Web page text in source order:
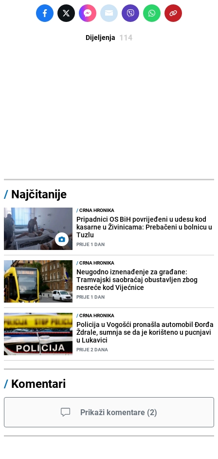
Dijeljenja 114
/ Najčitanije
/CRNA HRONIKA
Pripadnici OS BiH povrijeđeni u udesu kod
kasarne u Živinicama: Prebačeni u bolnicu u
Tuzlu
PRIJE 1 DAN
/CRNA HRONIKA
Neugodno iznenađenje za građane:
Tramvajski saobraćaj obustavljen zbog
nesreće kod Vijećnice
PRIJE 1 DAN
/CRNA HRONIKA
Policija u Vogošći pronašla automobil Đorđa
Ždrale, sumnja se da je korišteno u pucnjavi
u Lukavici
PRIJE 2 DANA
/ Komentari
Prikaži komentare (2)